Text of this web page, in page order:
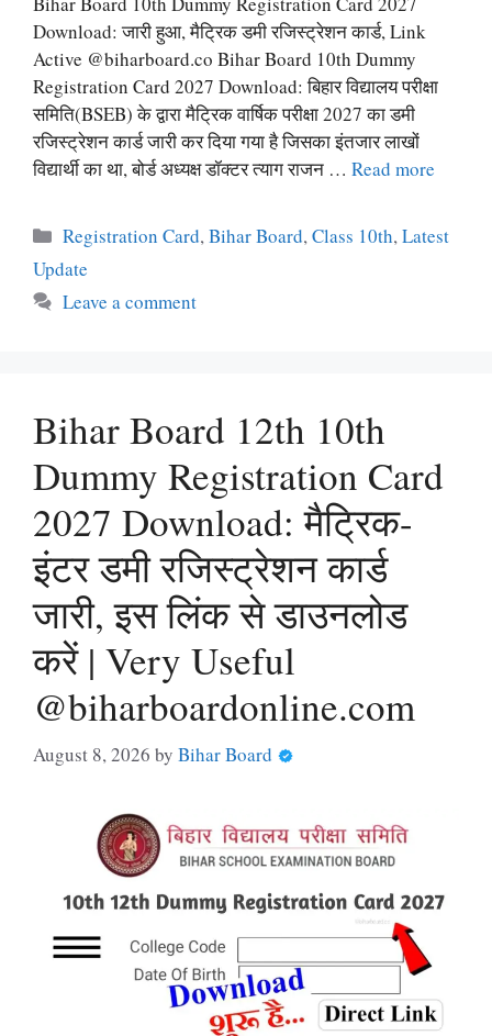
Download: जारी हुआ, मैट्रिक डमी रजिस्ट्रेशन कार्ड, Link
Active @biharboard.co Bihar Board 10th Dummy
Registration Card 2027 Download: बिहार विद्यालय परीक्षा
समिति(BSEB) के द्वारा मैट्रिक वार्षिक परीक्षा 2027 का डमी
रजिस्ट्रेशन कार्ड जारी कर दिया गया है जिसका इंतजार लाखों
विद्यार्थी का था, बोर्ड अध्यक्ष डॉक्टर त्याग राजन … Read more
Categories
Registration Card,Bihar Board,Class 10th,Latest
Update
Leave a comment
Bihar Board 12th 10th
Dummy Registration Card
2027 Download: मैट्रिक-
इंटर डमी रजिस्ट्रेशन कार्ड
जारी, इस लिंक से डाउनलोड
करें | Very Useful
@biharboardonline.com
August 8, 2026 by Bihar Board